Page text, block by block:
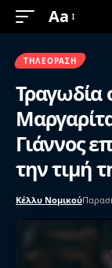
Aa
ΤΗΛΕΌΡΑΣΗ
Τραγωδία
Γιάννος
την τιμή
Κέλλυ Νομικού